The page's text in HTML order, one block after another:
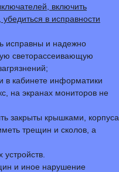
включить
в исправности
исправны и надежно
светорассеивающую
в кабинете информатики
на экранах мониторов не
закрыты крышками, корпуса
трещин и сколов, а
и иное нарушение